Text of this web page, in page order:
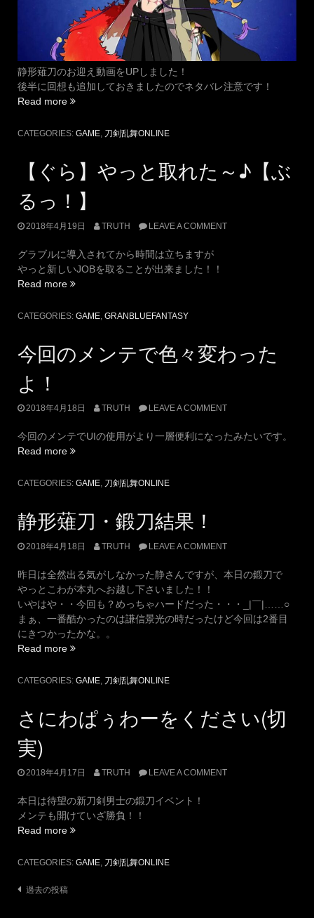
部
が
開！”
静形薙刀のお迎え動画をUPしました！
後半に回想も追加しておきましたのでネタバレ注意です！
Read more “静
ん
画
UP
ま
し
た”
CATEGORIES: GAME, 刀剣乱舞ONLINE
【ぐら】やっと取れた～♪【ぶ
るっ！】
2018年4月19日 TRUTH LEAVE A COMMENT
グラブルに導入されてから時間は立ちますが
やっと新しいJOBを取ることが出来ました！！
Read more “【ぐ
や
取
♪【ぶ
る
CATEGORIES: GAME, GRANBLUEFANTASY
今回のメンテで色々変わった
よ！
2018年4月18日 TRUTH LEAVE A COMMENT
今回のメンテでUIの使用がより一層便利になったみたいです。
Read more “今
の
ン
テ
色々
変
わ
っ
た
よ！”
CATEGORIES: GAME, 刀剣乱舞ONLINE
静形薙刀・鍛刀結果！
2018年4月18日 TRUTH LEAVE A COMMENT
昨日は全然出る気がしなかった静さんですが、本日の鍛刀で
やっとこわが本丸へお越し下さいました！！
いやはや・・今回も？めっちゃハードだった・・・_|￣|……○
まぁ、一番酷かったのは謙信景光の時だったけど今回は2番目
にきつかったかな。。
Read more “静
薙
刀
CATEGORIES: GAME 刀剣乱舞ONLINE
さにわぱぅわーをください(切
実)
2018年4月17日 TRUTH LEAVE A COMMENT
本日は待望の新刀剣男士の鍛刀イベント！
メンテも開けていざ勝負！！
Read more “さ
わ
CATEGORIES: GAME, 刀剣乱舞ONLINE
投過去の投稿